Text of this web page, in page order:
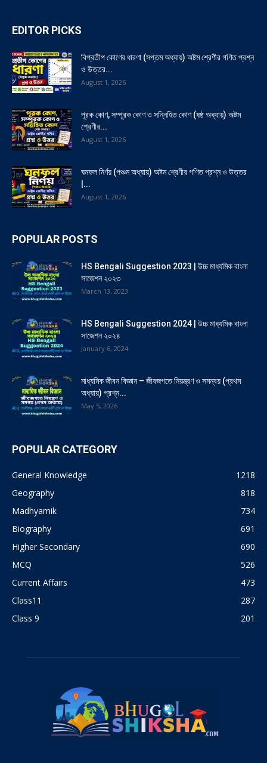
EDITOR PICKS
বিপ্রতীপ কোণের ধারণা (সপ্তম অধ্যায়) অষ্টম শ্রেণীর গণিত প্রশ্ন
ও উত্তর...
August 1, 2026
পূরক কোণ, সম্পূরক কোণ ও সন্নিহিত কোণ (ষষ্ঠ অধ্যায়) অষ্টম
শ্রেণীর...
August 1, 2026
ঘনফল নির্ণয় (পঞ্চম অধ্যায়) অষ্টম শ্রেণীর গণিত প্রশ্ন ও উত্তর
|...
August 1, 2026
POPULAR POSTS
HS Bengali Suggestion 2023 | উচ্চ মাধ্যমিক বাংলা
সাজেশন ২০২৩
March 13, 2023
HS Bengali Suggestion 2024 | উচ্চ মাধ্যমিক বাংলা
সাজেশন ২০২৪
January 6, 2024
মাধ্যমিক জীবন বিজ্ঞান – জীবজগতে নিয়ন্ত্রণ ও সমন্বয় (প্রথম
অধ্যায়) প্রশ্ন...
May 5, 2026
POPULAR CATEGORY
General Knowledge
1218
Geography
818
Madhyamik
734
Biography
691
Higher Secondary
690
MCQ
526
Current Affairs
473
Class11
287
Class 9
201